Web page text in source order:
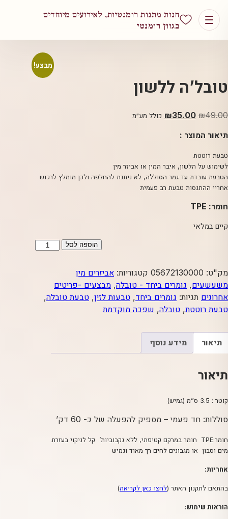
חנות מתנות רומנטיות, לאירועים מיוחדים
בגוון רומנטי
מבצע!
טובל’ה ללשון
₪49.00
המחיר
היה:
₪35.00
המחיר
כולל מע״מ
תיאור המוצר :
טבעת רוטטת
לשימוש על הלשון, איבר המין או אביזר מין
הטבעת עובדת עד גמר הסוללה, לא ניתנת להחלפה ולכן מומלץ לרכוש
אחריי ההתנסות טבעת רב פעמית
חומר: TPE
קיים במלאי
כמות
ללשון
הוספה לסל
מק"ט: 05672130000 קטגוריות: אביזרים מין
משעשעים, גומרים ביחד - טובלה, מבצעים -פריטים
אחרונים תגיות: גומרים ביחד, טבעות לזין, טבעת טובלה,
טבעת רוטטת, טובלה, שפכה מוקדמת
תיאור מידע נוסף
תיאור
קוטר : 3.5 ס”מ (גמיש)
סוללות: חד פעמי – מספיק להפעלה של כ- 60 דק’
חומר:TPE חומר במרקם קטיפתי, ללא נקבוביות’ קל לניקוי בעזרת
מים וסבון או מגבונים לחים רך מאוד וגמיש
אחריות:
בהתאם לתקנון האתר (לחצו כאן לקריאה)
הוראות שימוש: